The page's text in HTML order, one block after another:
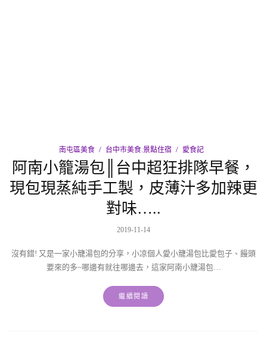
南屯區美食 台中市美食.景點住宿 愛食記
阿南小籠湯包║台中超狂排隊早餐，
現包現蒸純手工製，皮薄汁多加辣更
對味…..
2019-11-14
沒有錯! 又是一家小籠湯包的分享，小凉個人愛小籠湯包比愛包子、饅頭
要來的多~哪邊有就往哪邊去，這家阿南小籠湯包…
繼續閱讀